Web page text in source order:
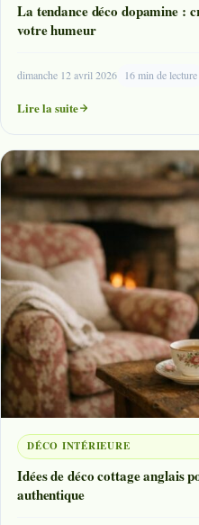
La tendance déco dopamine :
votre humeur
dimanche 12 avril 2026 16 min de lecture
Lire la suite
DÉCO INTÉRIEURE
Idées de déco cottage anglais
authentique